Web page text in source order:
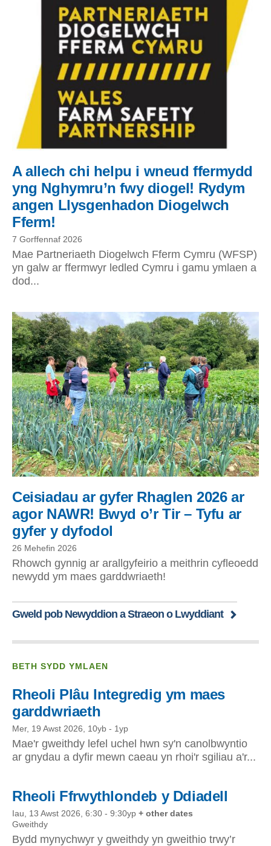
A allech chi helpu i wneud ffermydd
yng Nghymru’n fwy diogel! Rydym
angen Llysgenhadon Diogelwch
Fferm!
7 Gorffennaf 2026
Mae Partneriaeth Diogelwch Fferm Cymru (WFSP)
yn galw ar ffermwyr ledled Cymru i gamu ymlaen a
dod...
Ceisiadau ar gyfer Rhaglen 2026 ar
agor NAWR! Bwyd o’r Tir – Tyfu ar
gyfer y dyfodol
26 Mehefin 2026
Rhowch gynnig ar arallgyfeirio a meithrin cyfleoedd
newydd ym maes garddwriaeth!
Gweld pob Newyddion a Straeon o Lwyddiant
BETH SYDD YMLAEN
Rheoli Plâu Integredig ym maes
garddwriaeth
Mer, 19 Awst 2026, 10yb - 1yp
Mae'r gweithdy lefel uchel hwn sy'n canolbwyntio
ar gnydau a dyfir mewn caeau yn rhoi'r sgiliau a'r...
Rheoli Ffrwythlondeb y Ddiadell
Iau, 13 Awst 2026, 6:30 - 9:30yp + other dates
Gweithdy
Bydd mynychwyr y gweithdy yn gweithio trwy’r